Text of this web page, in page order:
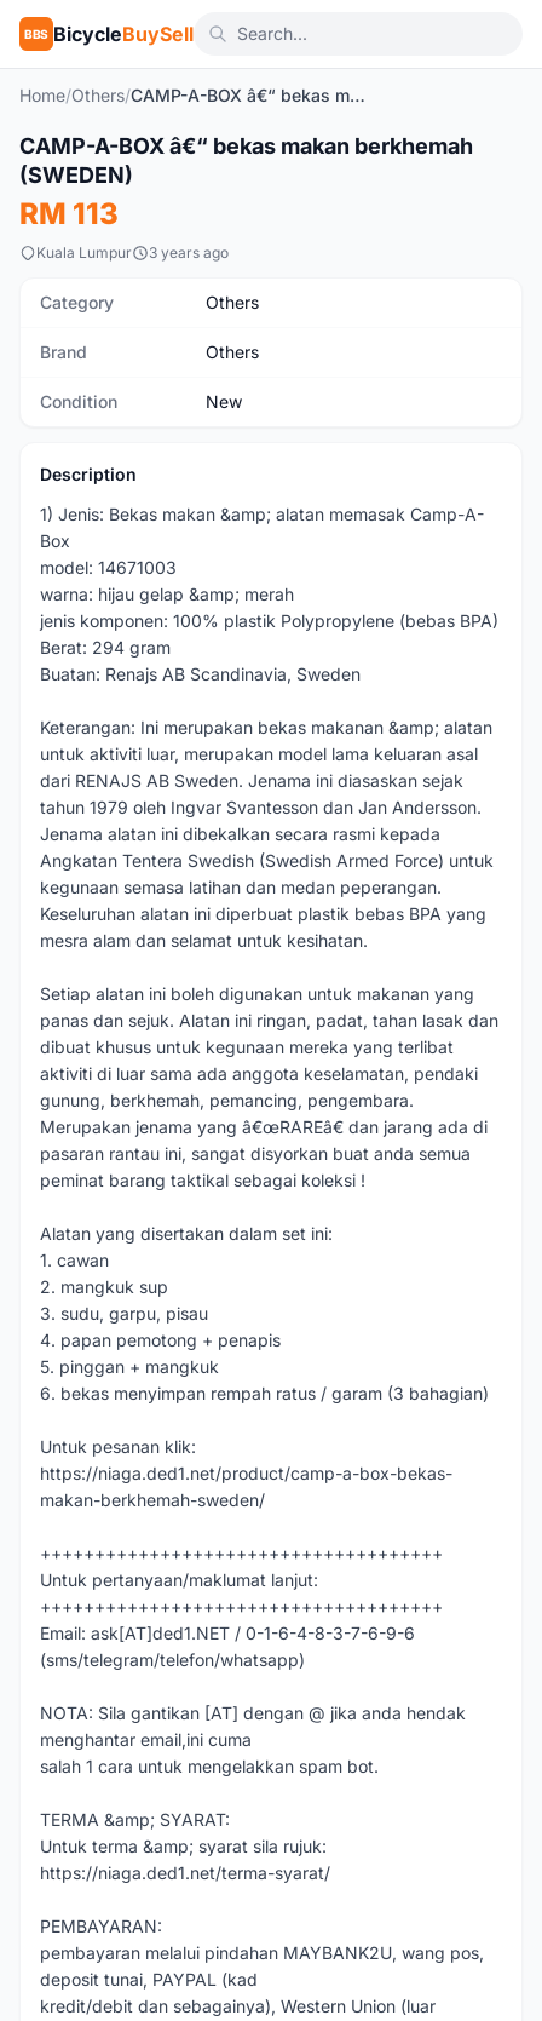
BBS BicycleBuySell
Home/Others/ CAMP-A-BOX â€“ bekas makan berkhemah (SWEDEN)
New
CAMP-A-BOX â€“ bekas makan berkhemah
(SWEDEN)
RM 113
Kuala Lumpur 3 years ago
Category Others
Brand Others
Condition New
Description
1) Jenis: Bekas makan &amp; alatan memasak Camp-A-
Box
model: 14671003
warna: hijau gelap &amp; merah
jenis komponen: 100% plastik Polypropylene (bebas BPA)
Berat: 294 gram
Buatan: Renajs AB Scandinavia, Sweden
Keterangan: Ini merupakan bekas makanan &amp; alatan
untuk aktiviti luar, merupakan model lama keluaran asal
dari RENAJS AB Sweden. Jenama ini diasaskan sejak
tahun 1979 oleh Ingvar Svantesson dan Jan Andersson.
Jenama alatan ini dibekalkan secara rasmi kepada
Angkatan Tentera Swedish (Swedish Armed Force) untuk
kegunaan semasa latihan dan medan peperangan.
Keseluruhan alatan ini diperbuat plastik bebas BPA yang
mesra alam dan selamat untuk kesihatan.
Setiap alatan ini boleh digunakan untuk makanan yang
panas dan sejuk. Alatan ini ringan, padat, tahan lasak dan
dibuat khusus untuk kegunaan mereka yang terlibat
aktiviti di luar sama ada anggota keselamatan, pendaki
gunung, berkhemah, pemancing, pengembara.
Merupakan jenama yang â€œRAREâ€ dan jarang ada di
pasaran rantau ini, sangat disyorkan buat anda semua
peminat barang taktikal sebagai koleksi !
Alatan yang disertakan dalam set ini:
1. cawan
2. mangkuk sup
3. sudu, garpu, pisau
4. papan pemotong + penapis
5. pinggan + mangkuk
6. bekas menyimpan rempah ratus / garam (3 bahagian)
Untuk pesanan klik:
https://niaga.ded1.net/product/camp-a-box-bekas-
makan-berkhemah-sweden/
+++++++++++++++++++++++++++++++++++++
Untuk pertanyaan/maklumat lanjut:
+++++++++++++++++++++++++++++++++++++
Email: ask[AT]ded1.NET / 0-1-6-4-8-3-7-6-9-6
(sms/telegram/telefon/whatsapp)
NOTA: Sila gantikan [AT] dengan @ jika anda hendak
menghantar email,ini cuma
salah 1 cara untuk mengelakkan spam bot.
TERMA &amp; SYARAT:
Untuk terma &amp; syarat sila rujuk:
https://niaga.ded1.net/terma-syarat/
PEMBAYARAN:
pembayaran melalui pindahan MAYBANK2U, wang pos,
deposit tunai, PAYPAL (kad
kredit/debit dan sebagainya), Western Union (luar